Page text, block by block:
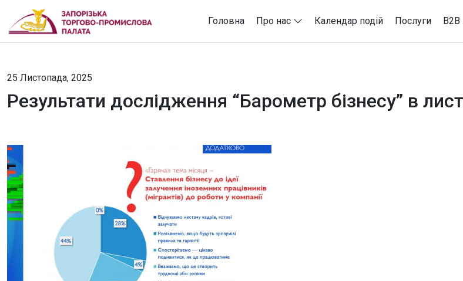
Головна Про нас Календар подій Послуги B2B
25 Листопада, 2025
Результати дослідження “Барометр бізнесу” в